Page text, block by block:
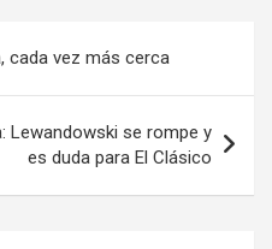
cada vez más cerca
Lewandowski se rompe y
es duda para El Clásico